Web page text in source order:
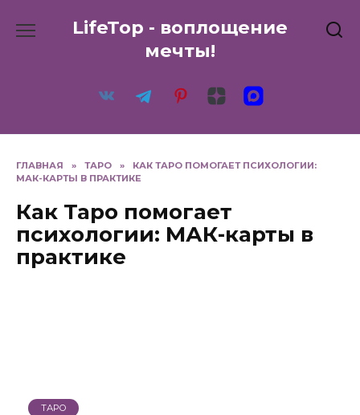
LifeTop - воплощение
мечты!
ГЛАВНАЯ » ТАРО »
КАК ТАРО ПОМОГАЕТ ПСИХОЛОГИИ:
МАК-КАРТЫ В ПРАКТИКЕ
Как Таро помогает
психологии: МАК-карты в
практике
ТАРО